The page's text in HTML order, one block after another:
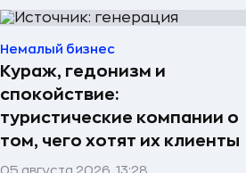
Немалый бизнес
Кураж, гедонизм и
спокойствие:
туристические компании о
том, чего хотят их клиенты
05 августа 2026, 13:28